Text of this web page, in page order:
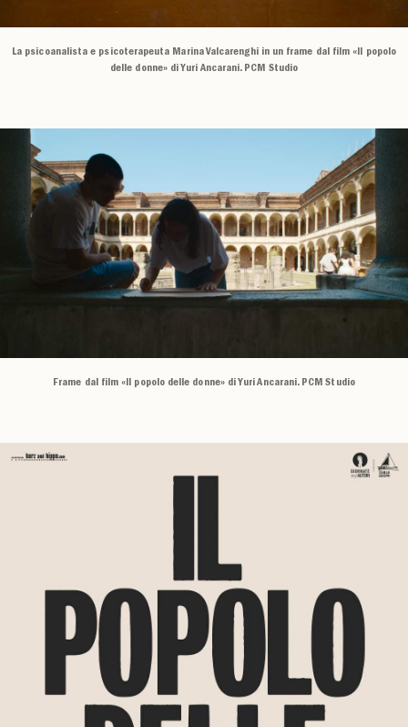
La psicoanalista e psicoterapeuta Marina Valcarenghi in un frame dal film «Il popolo
delle donne» di Yuri Ancarani. PCM Studio
Frame dal film «Il popolo delle donne» di Yuri Ancarani. PCM Studio